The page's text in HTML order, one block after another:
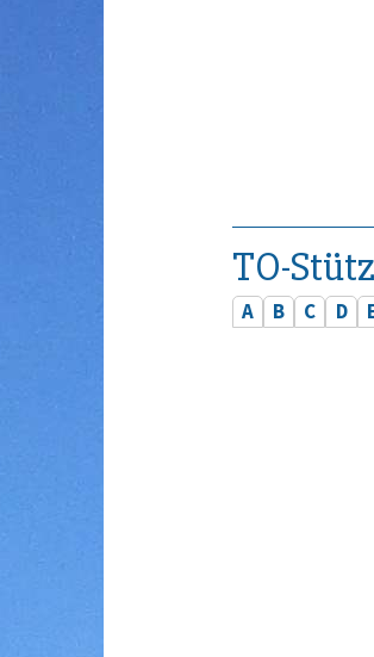
TO-
A B C D